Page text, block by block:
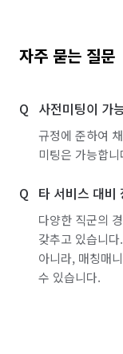
자주 묻는 질문
사전미팅이 가
규정에 준하여
미팅은 가능합니
타 서비스 대비
다양한 직군의
갖추고 있습니
아니라, 매칭매
수 있습니다.